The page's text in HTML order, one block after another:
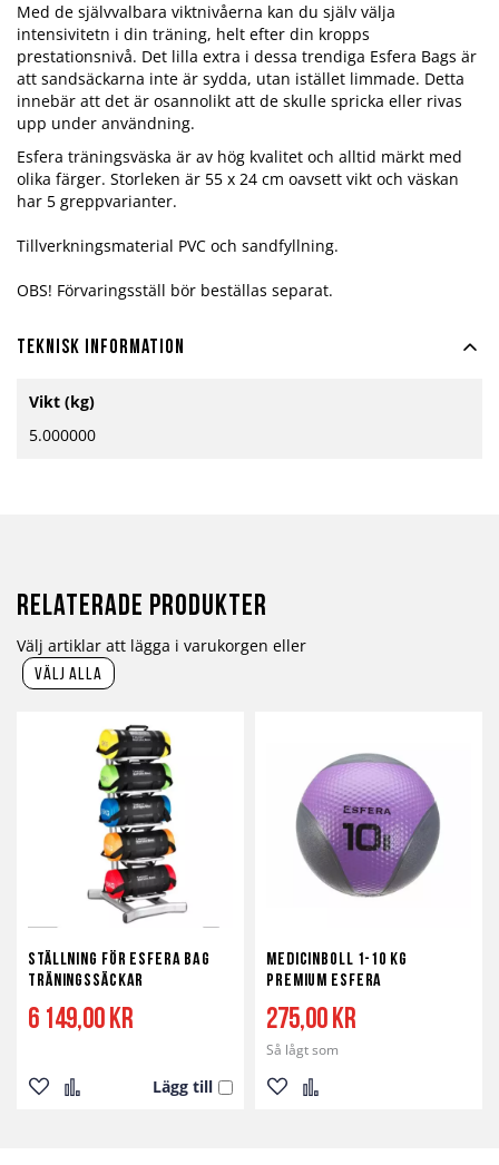
Med de självvalbara viktnivåerna kan du själv välja
intensivitetn i din träning, helt efter din kropps
prestationsnivå. Det lilla extra i dessa trendiga Esfera Bags är
att sandsäckarna inte är sydda, utan istället limmade. Detta
innebär att det är osannolikt att de skulle spricka eller rivas
upp under användning.
Esfera träningsväska är av hög kvalitet och alltid märkt med
olika färger. Storleken är 55 x 24 cm oavsett vikt och väskan
har 5 greppvarianter.
Tillverkningsmaterial PVC och sandfyllning.
OBS! Förvaringsställ bör beställas separat.
Teknisk information
information
Vikt (kg)
5.000000
Relaterade produkter
Välj artiklar att lägga i varukorgen eller
välj alla
Ställning för Esfera Bag
träningssäckar
6 149,00 kr
Lägg till
Medicinboll 1-10 kg
Premium Esfera
Så lågt som
275,00 kr